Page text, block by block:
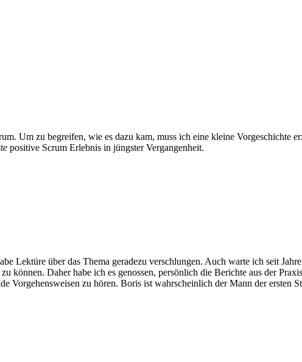
Um zu begreifen, wie es dazu kam, muss ich eine kleine Vorgeschichte
positive Scrum Erlebnis in jüngster Vergangenheit.
Lektüre über das Thema geradezu verschlungen. Auch warte ich seit
können. Daher habe ich es genossen, persönlich die Berichte aus der
Vorgehensweisen zu hören. Boris ist wahrscheinlich der Mann der ersten